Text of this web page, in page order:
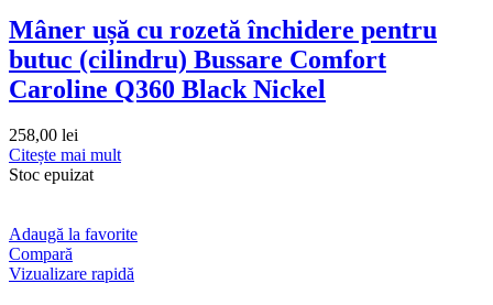
Mâner ușă cu rozetă închidere pentru
butuc (cilindru) Bussare Comfort
Caroline Q360 Black Nickel
258,00 lei
Citește mai mult
Stoc epuizat
Adaugă la favorite
Compară
Vizualizare rapidă